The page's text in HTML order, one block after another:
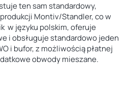
ten sam standardowy,
Montiv/Standler, co w
w języku polskim, oferuje
i obsługuje standardowo jeden
i bufor, z możliwością płatnej
obwody mieszane.